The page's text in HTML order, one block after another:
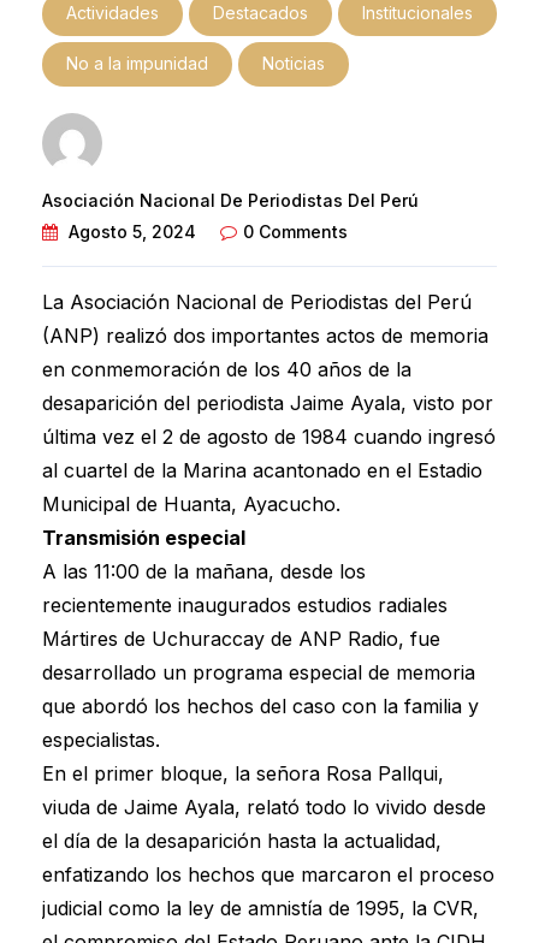
Actividades Destacados Institucionales
No a la impunidad Noticias
Asociación Nacional De Periodistas Del Perú
Agosto 5, 2024
0 Comments
La Asociación Nacional de Periodistas del Perú
(ANP) realizó dos importantes actos de memoria
en conmemoración de los 40 años de la
desaparición del periodista Jaime Ayala, visto por
última vez el 2 de agosto de 1984 cuando ingresó
al cuartel de la Marina acantonado en el Estadio
Municipal de Huanta, Ayacucho.
Transmisión especial
A las 11:00 de la mañana, desde los
recientemente inaugurados estudios radiales
Mártires de Uchuraccay de ANP Radio, fue
desarrollado un programa especial de memoria
que abordó los hechos del caso con la familia y
especialistas.
En el primer bloque, la señora Rosa Pallqui,
viuda de Jaime Ayala, relató todo lo vivido desde
el día de la desaparición hasta la actualidad,
enfatizando los hechos que marcaron el proceso
judicial como la ley de amnistía de 1995, la CVR,